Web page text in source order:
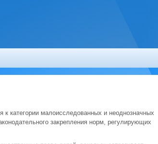
к категории малоисследованных и неоднозначных
закрепления норм, регулирующих